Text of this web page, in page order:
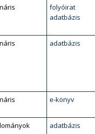
folyóirat
adatbázis
adatbázis
e-könyv
adatbázis